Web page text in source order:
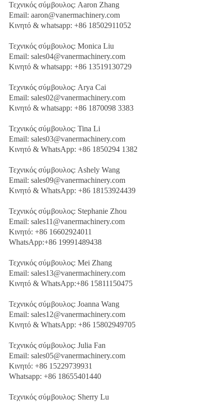
Τεχνικός σύμβουλος: Aaron Zhang
Email: aaron@vanermachinery.com
Κινητό & whatsapp: +86 18502911052
Τεχνικός σύμβουλος: Monica Liu
Email: sales04@vanermachinery.com
Κινητό & whatsapp: +86 13519130729
Τεχνικός σύμβουλος: Arya Cai
Email: sales02@vanermachinery.com
Κινητό & whatsapp: +86 1870098 3383
Τεχνικός σύμβουλος: Tina Li
Email: sales03@vanermachinery.com
Κινητό & WhatsApp: +86 1850294 1382
Τεχνικός σύμβουλος: Ashely Wang
Email: sales09@vanermachinery.com
Κινητό & WhatsApp: +86 18153924439
Τεχνικός σύμβουλος: Stephanie Zhou
Email: sales11@vanermachinery.com
Κινητό: +86 16602924011
WhatsApp:+86 19991489438
Τεχνικός σύμβουλος: Mei Zhang
Email: sales13@vanermachinery.com
Κινητό & WhatsApp:+86 15811150475
Τεχνικός σύμβουλος: Joanna Wang
Email: sales12@vanermachinery.com
Κινητό & WhatsApp: +86 15802949705
Τεχνικός σύμβουλος: Julia Fan
Email: sales05@vanermachinery.com
Κινητό: +86 15229739931
Whatsapp: +86 18655401440
Τεχνικός σύμβουλος: Sherry Lu